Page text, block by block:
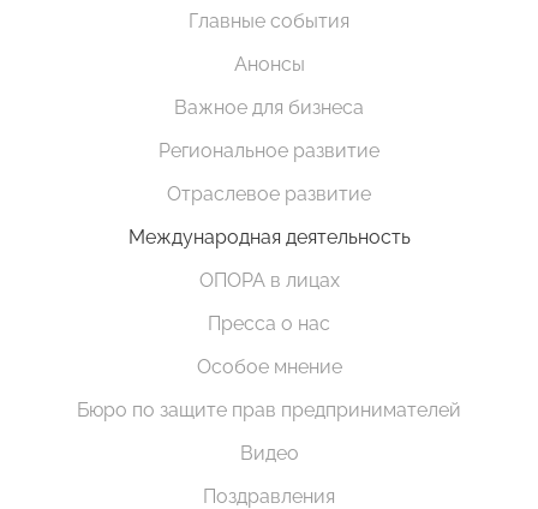
Главные события
Анонсы
Важное для бизнеса
Региональное развитие
Отраслевое развитие
Международная деятельность
ОПОРА в лицах
Пресса о нас
Особое мнение
Бюро по защите прав предпринимателей
Видео
Поздравления